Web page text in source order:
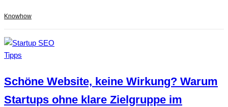
Knowhow
Schöne Website, keine Wirkung? Warum
Startups ohne klare Zielgruppe im